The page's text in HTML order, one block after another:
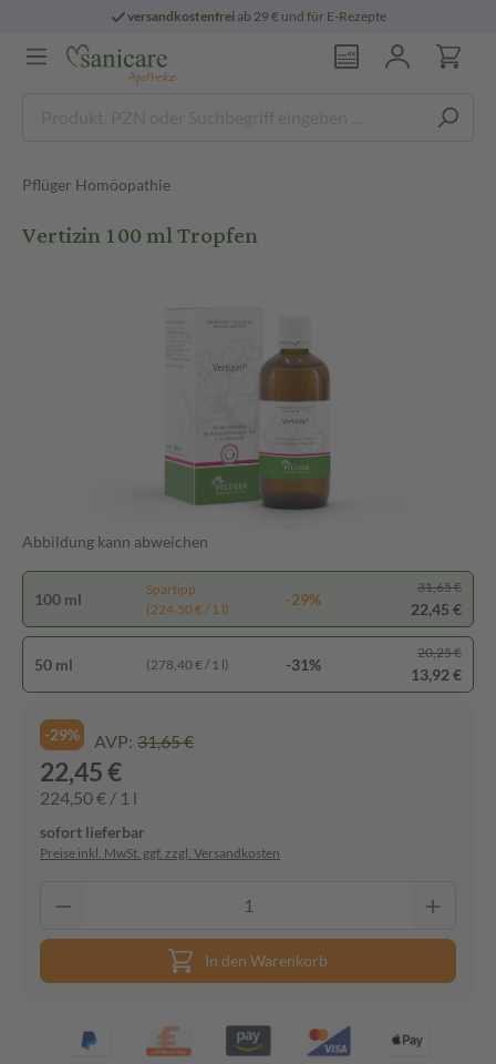
versandkostenfreiab 29 € und für E-Rezepte
Pflüger Homöopathie
Vertizin 100 ml Tropfen
Abbildung kann abweichen
100 ml
Spartipp
(224,50 € / 1 l)
-29%
31,65 €
22,45 €
50 ml (278,40 € / 1 l) -31%
20,25 €
13,92 €
-29% AVP: 31,65 €
22,45 €
224,50 € / 1 l
sofort lieferbar
Preise inkl. MwSt. ggf. zzgl. Versandkosten
In den Warenkorb